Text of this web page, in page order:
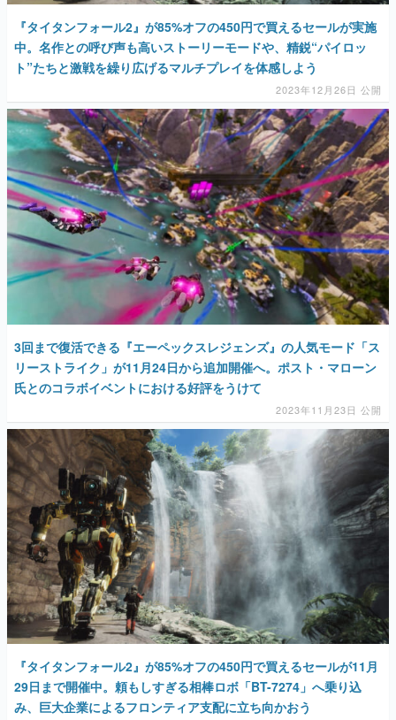
『タイタンフォール2』が85%オフの450円で買えるセールが実施
中。名作との呼び声も高いストーリーモードや、精鋭“パイロッ
ト”たちと激戦を繰り広げるマルチプレイを体感しよう
2023年12月26日 公開
3回まで復活できる『エーペックスレジェンズ』の人気モード「ス
リーストライク」が11月24日から追加開催へ。ポスト・マローン
氏とのコラボイベントにおける好評をうけて
2023年11月23日 公開
『タイタンフォール2』が85%オフの450円で買えるセールが11月
29日まで開催中。頼もしすぎる相棒ロボ「BT-7274」へ乗り込
み、巨大企業によるフロンティア支配に立ち向かおう